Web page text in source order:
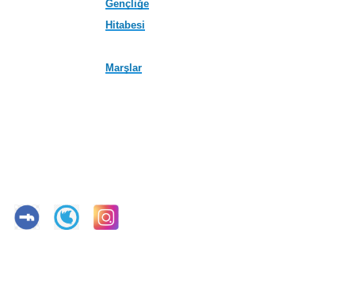
Gençliğe
Hitabesi
Marşlar